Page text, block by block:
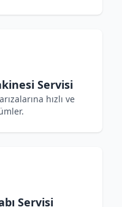
Servisi
hızlı ve
Servisi